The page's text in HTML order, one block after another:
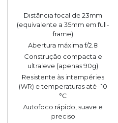
Distância focal de 23mm
(equivalente a 35mm em full-
frame)
Abertura máxima f/2.8
Construção compacta e
ultraleve (apenas 90g)
Resistente às intempéries
(WR) e temperaturas até -10
°C
Autofoco rápido, suave e
preciso